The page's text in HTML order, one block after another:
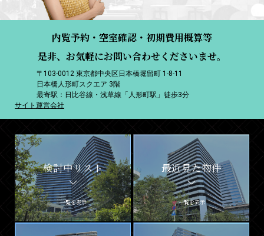
内覧予約・空室確認・初期費用概算等
是非、お気軽にお問い合わせくださいませ。
〒103-0012 東京都中央区日本橋堀留町 1-8-11
日本橋人形町スクエア 3階
最寄駅：日比谷線・浅草線「人形町駅」徒歩3分
サイト運営会社
検討中リスト
一覧を表示
最近見た物件
一覧を表示